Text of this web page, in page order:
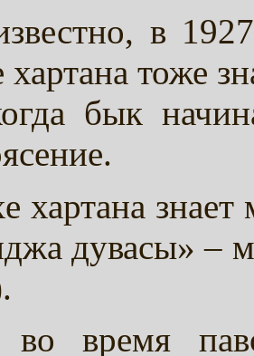
в
тоже
бык
хартана
дувасы» –
во время